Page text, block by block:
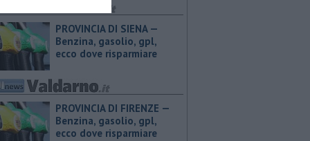
PROVINCIA DI SIENA — ​
Benzina, gasolio, gpl,
ecco dove risparmiare
PROVINCIA DI FIRENZE — ​
Benzina, gasolio, gpl,
ecco dove risparmiare